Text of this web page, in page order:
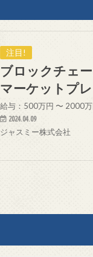
注目!
ブロックチェ
マーケットプ
給与：500万円 〜 2000
2024.04.09
ジャスミー株式会社